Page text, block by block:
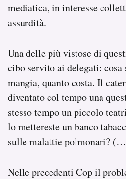
mediatica, in interesse
assurdità.
Una delle più vistose di
cibo servito ai delegati:
mangia, quanto costa. Il
diventato col tempo una
stesso tempo un piccolo
lo mettereste un banco
sulle malattie polmonari?
Nelle precedenti Cop il